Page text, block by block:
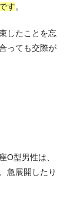
す。
したことを忘
っても交際が
O型男性は、
急展開したり